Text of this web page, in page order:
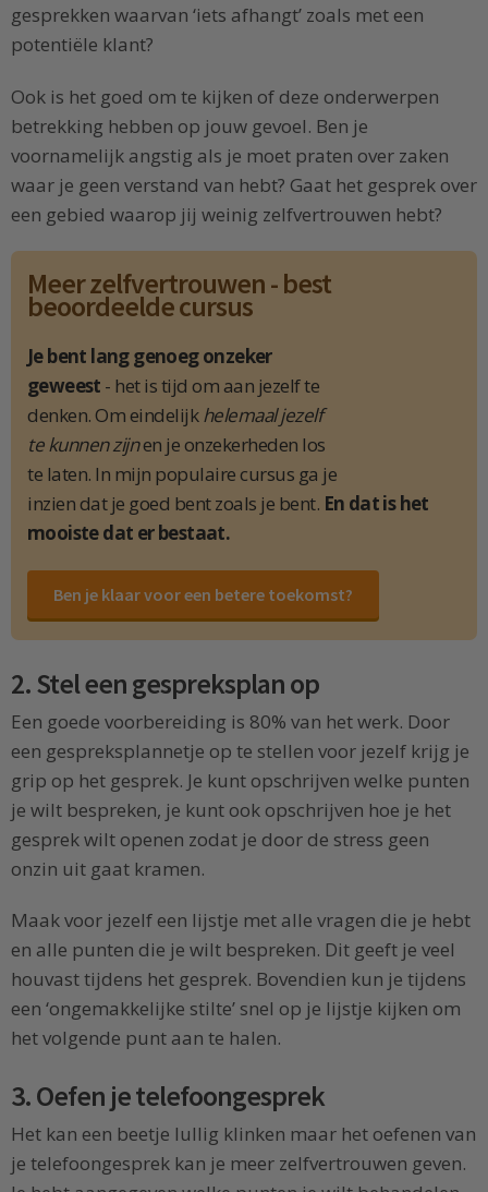
gesprekken waarvan ‘iets afhangt’ zoals met een
potentiële klant?
Ook is het goed om te kijken of deze onderwerpen
betrekking hebben op jouw gevoel. Ben je
voornamelijk angstig als je moet praten over zaken
waar je geen verstand van hebt? Gaat het gesprek over
een gebied waarop jij weinig zelfvertrouwen hebt?
Meer zelfvertrouwen - best
beoordeelde cursus
Je bent lang genoeg onzeker
geweest - het is tijd om aan jezelf te
denken. Om eindelijkhelemaal jezelf
te kunnen zijnen je onzekerheden los
te laten. In mijn populaire cursus ga je
inzien dat je goed bent zoals je bent. En dat is het
mooiste dat er bestaat.
Ben je klaar voor een betere toekomst?
2. Stel een gespreksplan op
Een goede voorbereiding is 80% van het werk. Door
een gespreksplannetje op te stellen voor jezelf krijg je
grip op het gesprek. Je kunt opschrijven welke punten
je wilt bespreken, je kunt ook opschrijven hoe je het
gesprek wilt openen zodat je door de stress geen
onzin uit gaat kramen.
Maak voor jezelf een lijstje met alle vragen die je hebt
en alle punten die je wilt bespreken. Dit geeft je veel
houvast tijdens het gesprek. Bovendien kun je tijdens
een ‘ongemakkelijke stilte’ snel op je lijstje kijken om
het volgende punt aan te halen.
3. Oefen je telefoongesprek
Het kan een beetje lullig klinken maar het oefenen van
je telefoongesprek kan je meer zelfvertrouwen geven.